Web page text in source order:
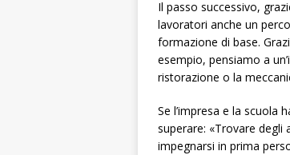
Il passo successivo,
lavoratori anche un
formazione di base.
esempio, pensiamo a
ristorazione o la
Se l’impresa e la scuola
superare: «Trovare
impegnarsi in prima